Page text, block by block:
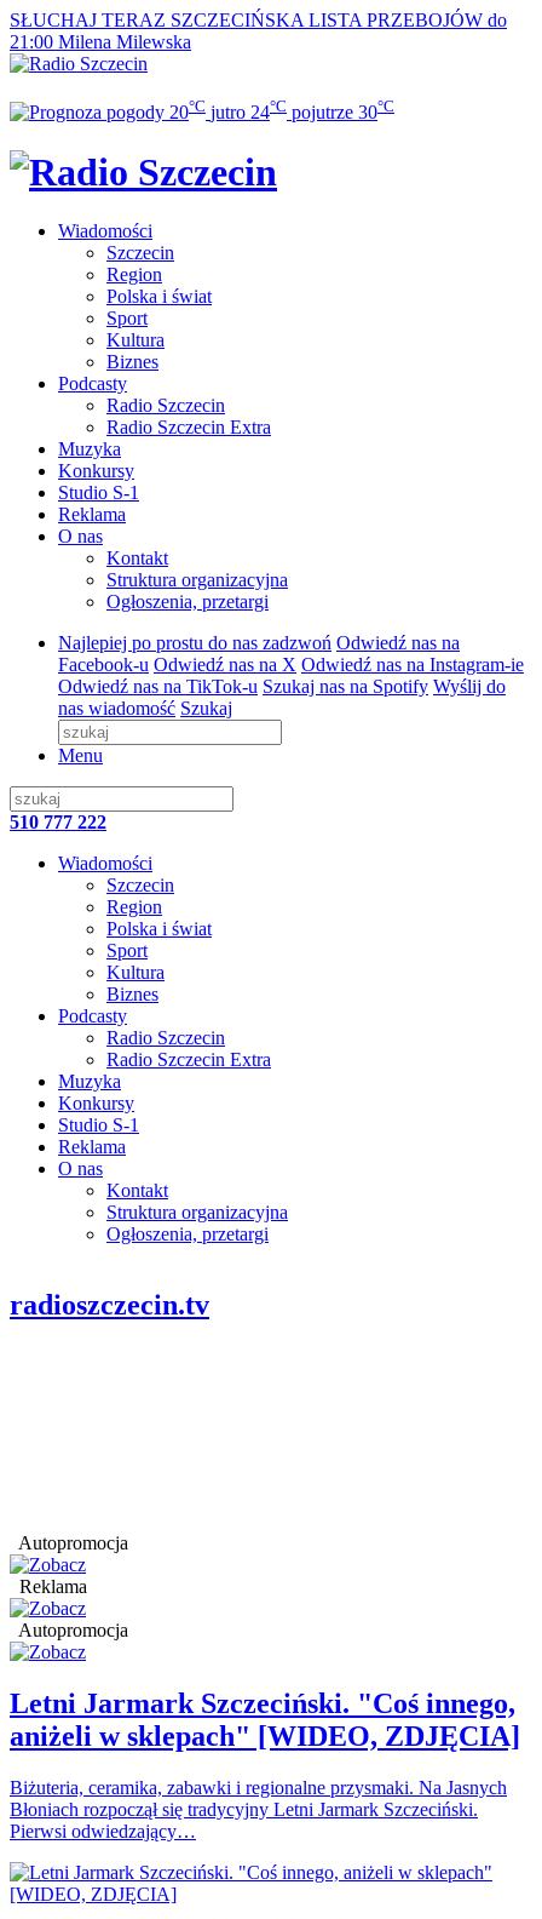
SŁUCHAJ TERAZ SZCZECIŃSKA LISTA PRZEBOJÓW do
21:00 Milena Milewska
20°C jutro 24°C pojutrze 30°C
Wiadomości
Szczecin
Region
Polska i świat
Sport
Kultura
Biznes
Podcasty
Radio Szczecin
Radio Szczecin Extra
Muzyka
Konkursy
Studio S-1
Reklama
O nas
Kontakt
Struktura organizacyjna
Ogłoszenia, przetargi
Najlepiej po prostu do nas zadzwoń Odwiedź nas na
Facebook-u Odwiedź nas na X Odwiedź nas na Instagram-ie
Odwiedź nas na TikTok-u Szukaj nas na Spotify Wyślij do
nas wiadomość Szukaj
Menu
510 777 222
Wiadomości
Szczecin
Region
Polska i świat
Sport
Kultura
Biznes
Podcasty
Radio Szczecin
Radio Szczecin Extra
Muzyka
Konkursy
Studio S-1
Reklama
O nas
Kontakt
Struktura organizacyjna
Ogłoszenia, przetargi
radioszczecin.tv
Autopromocja
Reklama
Autopromocja
Letni Jarmark Szczeciński. "Coś innego,
aniżeli w sklepach" [WIDEO, ZDJĘCIA]
Biżuteria, ceramika, zabawki i regionalne przysmaki. Na Jasnych
Błoniach rozpoczął się tradycyjny Letni Jarmark Szczeciński.
Pierwsi odwiedzający…